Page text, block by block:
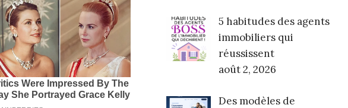
5 habitudes des agents
immobiliers qui
réussissent
août 2, 2026
Des modèles de